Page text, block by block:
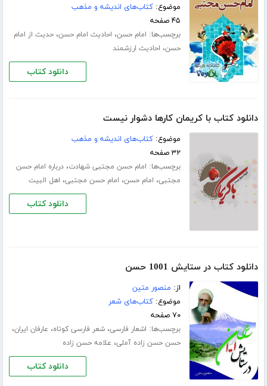
موضوع:کتاب‌های اندیشه و مذهب
۴۵ صفحه
برچسب‌ها: امام حسن، احادیث امام حسن،حدیث از امام
حسن، احادیث ارزشمند
دانلود کتاب
دانلود کتاب با کریمان کارها دشوار نیست
موضوع:کتاب‌های اندیشه و مذهب
۳۲ صفحه
برچسب‌ها: امام حسن مجتبی شهادت،درباره امام حسن
مجتبی، امام حسن، امام حسن مجتبی، اهل البیت
دانلود کتاب
دانلود کتاب در ستایش 1001 حسن
از: منصور متین
موضوع:کتاب‌های شعر
۷۰ صفحه
برچسب‌ها: اشعار فارسی،شعر فارسی کوتاه، عارفان ایران،
حسن حسن زاده آملی، علامه حسن زاده
دانلود کتاب